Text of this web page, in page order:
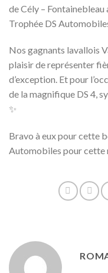
de Cély –
Trophée DS
Nos gagnants lavallois
plaisir de représenter
d’exception. Et pour
de la magnifique DS 4,
✨
Bravo à eux pour cette
Automobiles pour cette